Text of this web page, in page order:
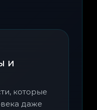
и
которые
даже